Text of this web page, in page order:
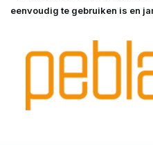
eenvoudig te gebruiken is en